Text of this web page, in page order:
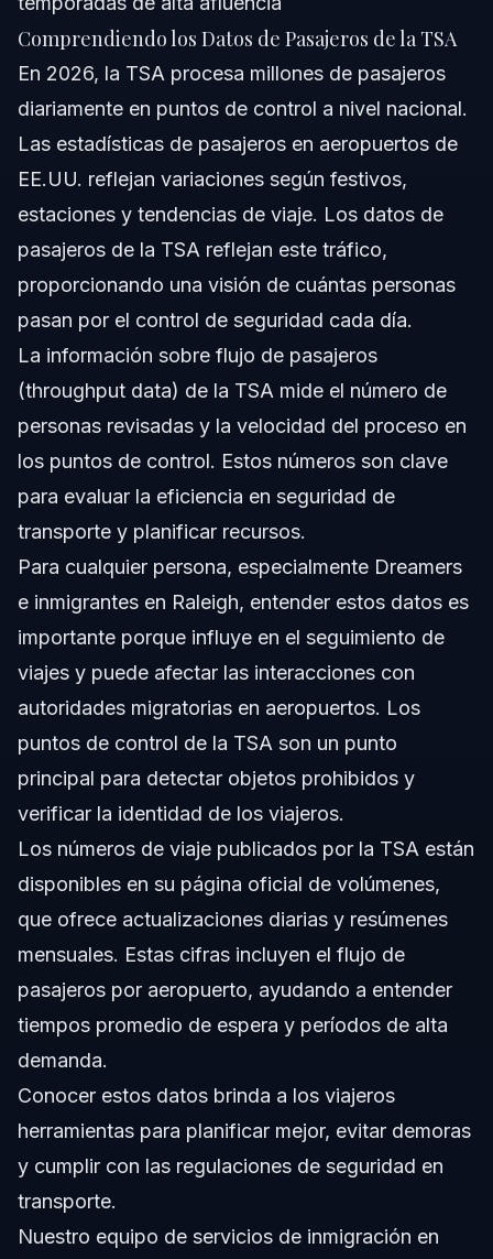
Comprendiendo los Datos de Pasajeros de la TSA
En 2026, la TSA procesa millones de pasajeros
diariamente en puntos de control a nivel nacional.
Las estadísticas de pasajeros en aeropuertos de
EE.UU. reflejan variaciones según festivos,
estaciones y tendencias de viaje. Los datos de
pasajeros de la TSA reflejan este tráfico,
proporcionando una visión de cuántas personas
pasan por el control de seguridad cada día.
La información sobre flujo de pasajeros
(throughput data) de la TSA mide el número de
personas revisadas y la velocidad del proceso en
los puntos de control. Estos números son clave
para evaluar la eficiencia en seguridad de
transporte y planificar recursos.
Para cualquier persona, especialmente Dreamers
e inmigrantes en Raleigh, entender estos datos es
importante porque influye en el seguimiento de
viajes y puede afectar las interacciones con
autoridades migratorias en aeropuertos. Los
puntos de control de la TSA son un punto
principal para detectar objetos prohibidos y
verificar la identidad de los viajeros.
Los números de viaje publicados por la TSA están
disponibles en su página oficial de volúmenes,
que ofrece actualizaciones diarias y resúmenes
mensuales. Estas cifras incluyen el flujo de
pasajeros por aeropuerto, ayudando a entender
tiempos promedio de espera y períodos de alta
demanda.
Conocer estos datos brinda a los viajeros
herramientas para planificar mejor, evitar demoras
y cumplir con las regulaciones de seguridad en
transporte.
Nuestro equipo de servicios de inmigración en